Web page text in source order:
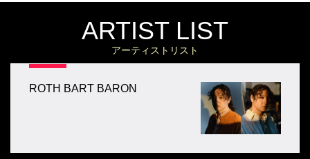
ARTIST LIST
アーティストリスト
ROTH BART BARON